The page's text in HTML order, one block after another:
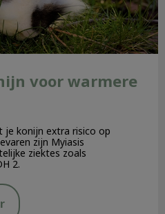
voor warmere
je konijn extra risico op
zijn Myiasis
ziektes zoals
2.